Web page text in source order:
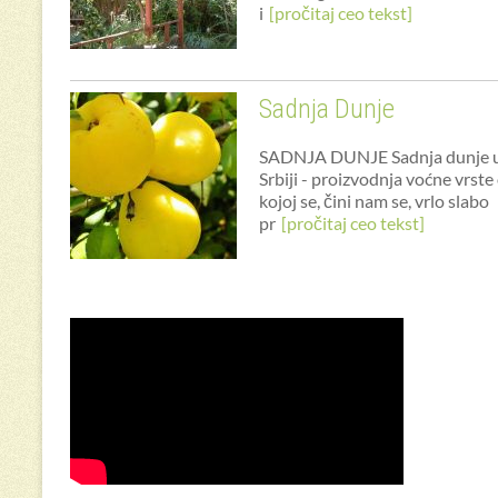
i [pročitaj ceo tekst]
Sadnja Dunje
SADNJA DUNJE Sadnja dunje
Srbiji - proizvodnja voćne vrste
kojoj se, čini nam se, vrlo slabo
pr [pročitaj ceo tekst]